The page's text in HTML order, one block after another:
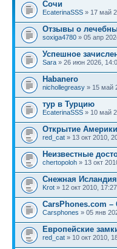
Сочи
EcaterinaSSS » 17 май
Отзывы о
soxiga4780 » 05 апр
Успешное
Sara » 26 июн 2026,
Habanero
nichollegreasy » 15 май
тур в Турцию
EcaterinaSSS » 10 май
Открытие Америки
red_cat » 13 окт 2010,
Неизвестные
chertopoloh » 13 окт
Снежная Исландия
Krot » 12 окт 2010, 17:27
CarsPhones.com –
Carsphones » 05 янв
Европейские
red_cat » 10 окт 2010,